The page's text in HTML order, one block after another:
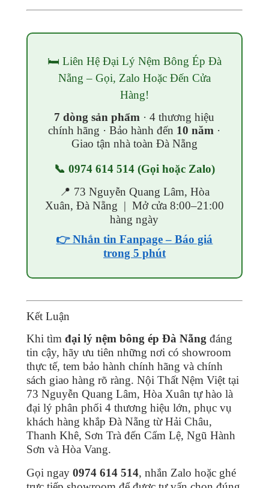
🛏️ Liên Hệ Đại Lý Nệm Bông Ép Đà
Nẵng – Gọi, Zalo Hoặc Đến Cửa
Hàng!
7 dòng sản phẩm · 4 thương hiệu
chính hãng · Bảo hành đến 10 năm ·
Giao tận nhà toàn Đà Nẵng
📞 0974 614 514(Gọi hoặc Zalo)
📍 73 Nguyễn Quang Lâm, Hòa
Xuân, Đà Nẵng | Mở cửa 8:00–21:00
hàng ngày
👉 Nhắn tin Fanpage – Báo giá
trong 5 phút
Kết Luận
Khi tìm đại lý nệm bông ép Đà Nẵng đáng
tin cậy, hãy ưu tiên những nơi có showroom
thực tế, tem bảo hành chính hãng và chính
sách giao hàng rõ ràng. Nội Thất Nệm Việt tại
73 Nguyễn Quang Lâm, Hòa Xuân tự hào là
đại lý phân phối 4 thương hiệu lớn, phục vụ
khách hàng khắp Đà Nẵng từ Hải Châu,
Thanh Khê, Sơn Trà đến Cẩm Lệ, Ngũ Hành
Sơn và Hòa Vang.
Gọi ngay 0974 614 514, nhắn Zalo hoặc ghé